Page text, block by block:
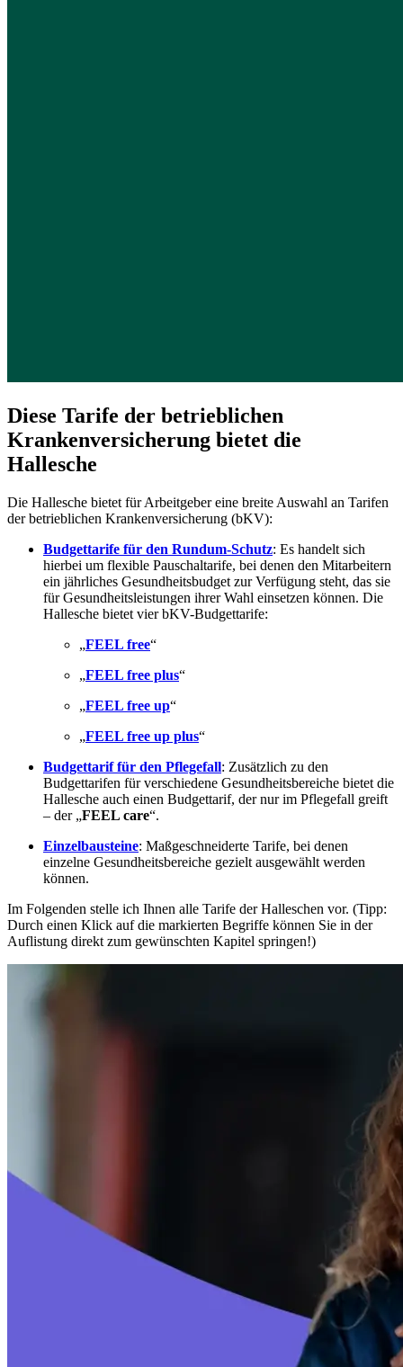
Diese Tarife der betrieblichen
Krankenversicherung bietet die
Hallesche
Die Hallesche bietet für Arbeitgeber eine breite Auswahl an Tarifen
der betrieblichen Krankenversicherung (bKV):
Budgettarife für den Rundum-Schutz: Es handelt sich
hierbei um flexible Pauschaltarife, bei denen den Mitarbeitern
ein jährliches Gesundheitsbudget zur Verfügung steht, das sie
für Gesundheitsleistungen ihrer Wahl einsetzen können. Die
Hallesche bietet vier bKV-Budgettarife:
„FEEL free“
„FEEL free plus“
„FEEL free up“
„FEEL free up plus“
Budgettarif für den Pflegefall: Zusätzlich zu den
Budgettarifen für verschiedene Gesundheitsbereiche bietet die
Hallesche auch einen Budgettarif, der nur im Pflegefall greift
– der „FEEL care“.
Einzelbausteine: Maßgeschneiderte Tarife, bei denen
einzelne Gesundheitsbereiche gezielt ausgewählt werden
können.
Im Folgenden stelle ich Ihnen alle Tarife der Halleschen vor. (Tipp:
Durch einen Klick auf die markierten Begriffe können Sie in der
Auflistung direkt zum gewünschten Kapitel springen!)